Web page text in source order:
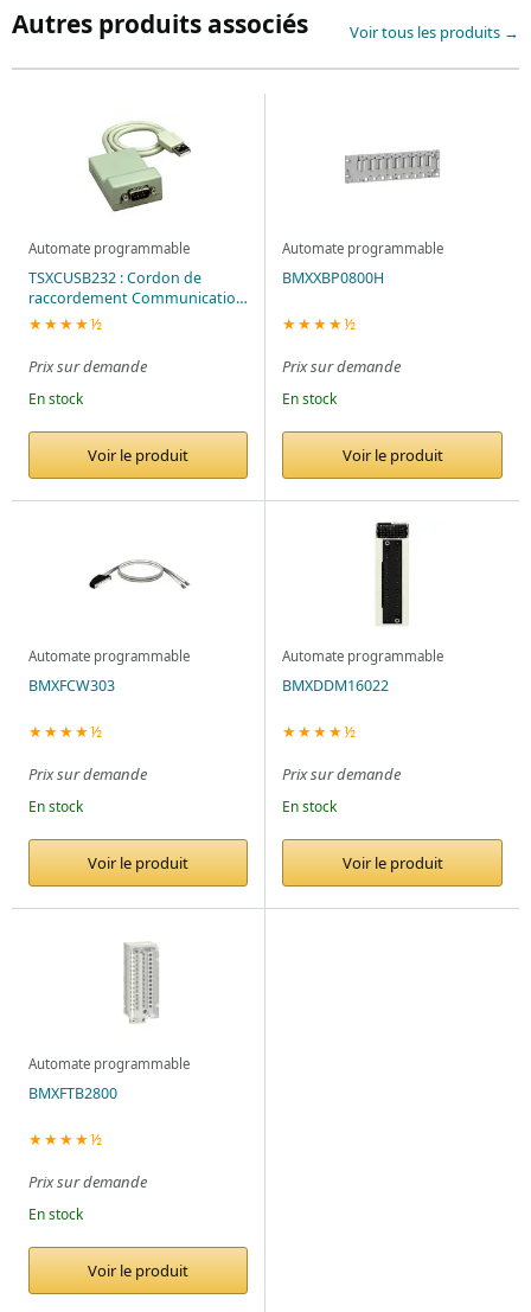
Autres produits associés Voir tous les produits →
Automate programmable
TSXCUSB232 : Cordon de
raccordement Communication
PC-Automate Schneider
★★★★½
Prix sur demande
En stock
Voir le produit
Automate programmable
BMXXBP0800H
★★★★½
Prix sur demande
En stock
Voir le produit
Automate programmable
BMXFCW303
★★★★½
Prix sur demande
En stock
Voir le produit
Automate programmable
BMXDDM16022
★★★★½
Prix sur demande
En stock
Voir le produit
Automate programmable
BMXFTB2800
★★★★½
Prix sur demande
En stock
Voir le produit